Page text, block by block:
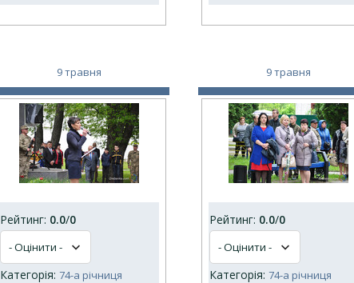
9 травня
Рейтинг: 0.0/0
Категорія:74-а річниця
9 травня
Рейтинг: 0.0/0
Категорія:74-а річниця